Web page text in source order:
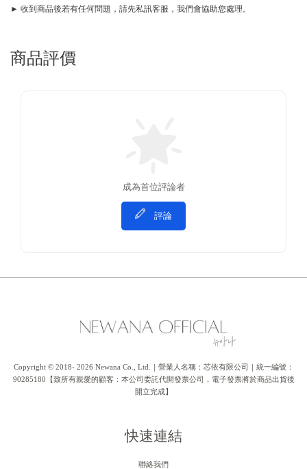
► 收到商品後若有任何問題，請先私訊客服，我們會協助您處理。
商品評價
成為首位評論者
評論
Copyright © 2018- 2026 Newana Co., Ltd.｜營業人名稱：芯依有限公司｜統一編號：
90285180【致所有親愛的顧客：本公司委託代開發票公司，電子發票將於商品出貨後
開立完成】
快速連結
聯絡我們